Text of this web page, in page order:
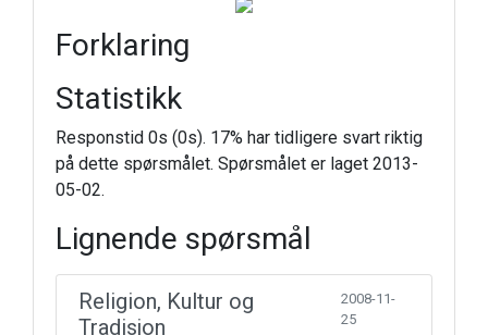
Forklaring
Statistikk
Responstid 0s (0s). 17% har tidligere svart riktig
på dette spørsmålet. Spørsmålet er laget 2013-
05-02.
Lignende spørsmål
Religion, Kultur og
Tradisjon
2008-11-
25